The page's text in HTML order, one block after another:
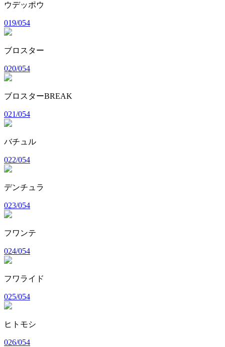
ウデッポウ
019/054
ブロスター
020/054
ブロスターBREAK
021/054
バチュル
022/054
デンチュラ
023/054
フワンテ
024/054
フワライド
025/054
ヒトモシ
026/054